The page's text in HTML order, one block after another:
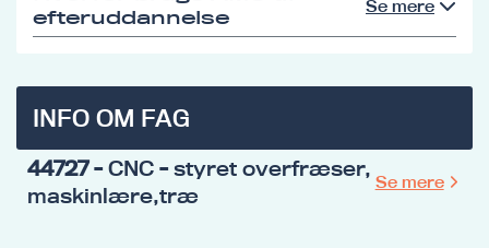
efteruddannelse
Se mere
INFO OM FAG
44727- CNC - styret overfræser,
maskinlære,træ
Se mere